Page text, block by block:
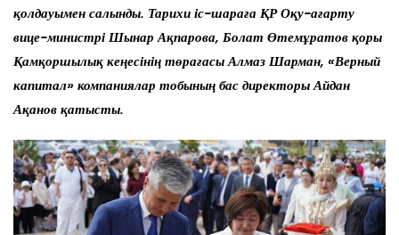
қолдауымен салынды. Тарихи іс-шараға ҚР Оқу-ағарту
вице-министрі Шынар Ақпарова, Болат Өтемұратов қоры
Қамқоршылық кеңесінің төрағасы Алмаз Шарман, «Верный
капитал» компаниялар тобының бас директоры Айдан
Ақанов қатысты.